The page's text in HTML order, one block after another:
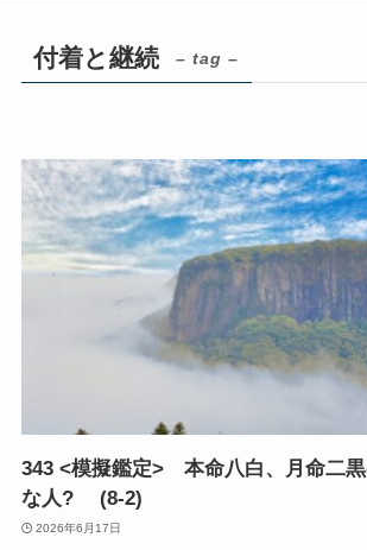
付着と継続 – tag –
343 <模擬鑑定> 本命八白、月命二
な人? (8-2)
2026年6月17日